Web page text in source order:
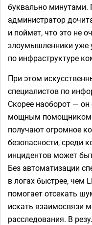
буквально минутами.
администратор
и поймет, что это не
злоумышленники уже
по инфраструктуре
При этом
специалистов по
Скорее наоборот — он
мощным помощником.
получают огромное
безопасности, среди
инцидентов может
Без автоматизации
в логах быстрее, чем
помогает отсекать
искать взаимосвязи
расследования. В